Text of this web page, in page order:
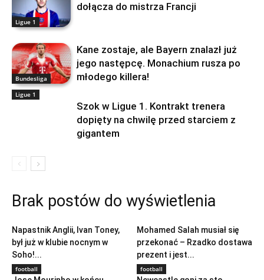
Ligue 1
dołącza do mistrza Francji
Bundesliga
Kane zostaje, ale Bayern znalazł już
jego następcę. Monachium rusza po
młodego killera!
Ligue 1
Szok w Ligue 1. Kontrakt trenera
dopięty na chwilę przed starciem z
gigantem
Brak postów do wyświetlenia
Napastnik Anglii, Ivan Toney,
był już w klubie nocnym w
Soho!...
Mohamed Salah musiał się
przekonać – Rzadko dostawa
prezent i jest...
football football